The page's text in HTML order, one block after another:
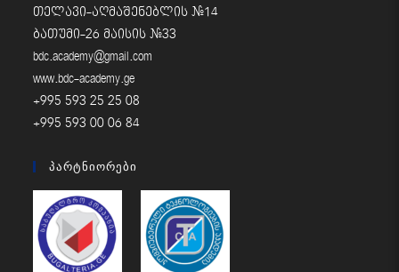
თელავი-აღმაშენებლის #14
ბათუმი-26 მაისის #33
bdc.academy@gmail.com
www.bdc-academy.ge
+995 593 25 25 08
+995 593 00 06 84
Პარტნიორები